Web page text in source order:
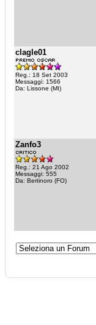
clagle01
Reg.: 18 Set 2003
Messaggi: 1566
Da: Lissone (MI)
Zanfo3
Reg.: 21 Ago 2002
Messaggi: 555
Da: Bertinoro (FO)